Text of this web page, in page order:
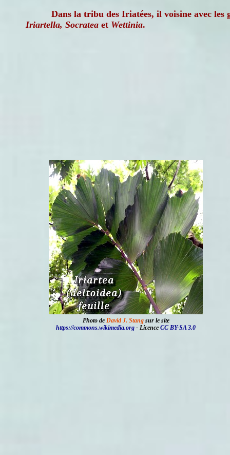
Dans la tribu des Iriatées, il voisine avec les
Iriartella, Socratea et Wettinia.
Photo de David J. Stangsur le site
https://commons.wikimedia.org - Licence CC BY-SA 3.0